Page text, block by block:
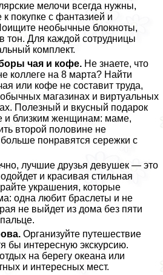
мелочи всегда нужны,
к покупке с фантазией и
необычные блокноты,
тон. Для каждой сотрудницы
комплект.
чая и кофе. Не знаете, что
коллеге на 8 марта? Найти
или кофе не составит труда,
магазинах и виртуальных
Полезный и вкусный подарок
и близким женщинам: маме,
второй половине не
понравятся сережки с
лучшие друзья дeвyшек — это
и красивая стильная
украшения, которые
одна любит браслеты и не
не выйдет из дома без пяти
Организуйте путешествие
бы интересную экскурсию.
на берегу океана или
и интересных мест.